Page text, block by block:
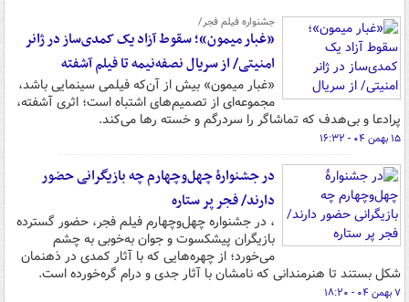
جشنواره فیلم فجر/
«غبار میمون»؛ سقوط آزاد یک کمدی‌ساز در ژانر
امنیتی/ از سریال نصفه‌نیمه تا فیلم آشفته
«غبار میمون» بیش از آن‌که فیلمی سینمایی باشد،
مجموعه‌ای از تصمیم‌های اشتباه است؛ اثری آشفته،
پرادعا و بی‌هدف که تماشاگر را سردرگم و خسته رها می‌کند.
۱۵ بهمن ۰۴ - ۱۶:۳۲
در جشنوارۀ چهل‌وچهارم چه بازیگرانی حضور
دارند/ فجر پر ستاره
، در جشنواره چهل‌وچهارم فیلم فجر، حضور گسترده
بازیگران پیشکسوت و جوان به‌خوبی به چشم
می‌خورد؛ از چهره‌هایی که با آثار کمدی در ذهنمان
شکل بستند تا هنرمندانی که نامشان با آثار جدی و درام گره‌خورده است.
۷ بهمن ۰۴ - ۱۸:۲۰